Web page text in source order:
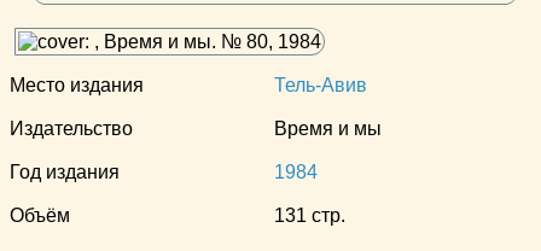
Место издания Тель-Авив
Издательство Время и мы
Год издания 1984
Объём 131 стр.